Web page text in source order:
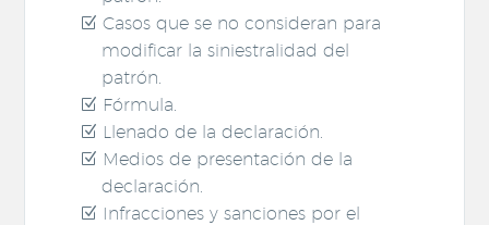
Casos que se no consideran para
modificar la siniestralidad del
patrón.
Fórmula.
Llenado de la declaración.
Medios de presentación de la
declaración.
Infracciones y sanciones por el